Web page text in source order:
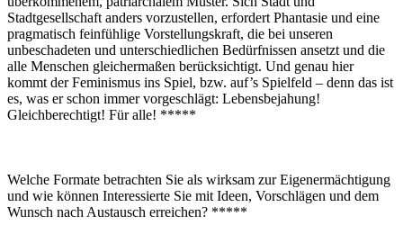
Stadtgesellschaft anders vorzustellen, erfordert Phantasie und eine
pragmatisch feinfühlige Vorstellungskraft, die bei unseren
unbeschadeten und unterschiedlichen Bedürfnissen ansetzt und die
alle Menschen gleichermaßen berücksichtigt. Und genau hier
kommt der Feminismus ins Spiel, bzw. auf’s Spielfeld – denn das ist
es, was er schon immer vorgeschlägt: Lebensbejahung!
Gleichberechtigt! Für alle! *****
Welche Formate betrachten Sie als wirksam zur Eigenermächtigung
und wie können Interessierte Sie mit Ideen, Vorschlägen und dem
Wunsch nach Austausch erreichen? *****